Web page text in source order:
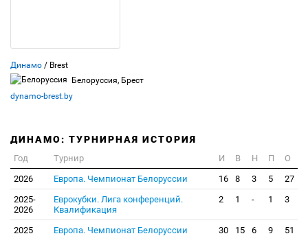
Динамо / Brest
Белоруссия, Брест
dynamo-brest.by
ДИНАМО: ТУРНИРНАЯ ИСТОРИЯ
Год Турнир И В Н П
О
2026
Европа. Чемпионат Белоруссии 16 8 3 5
27
2025-
2026
Еврокубки. Лига конференций.
Квалификация
2 1 - 1 3
2025 Европа. Чемпионат Белоруссии 30 15 6 9
51